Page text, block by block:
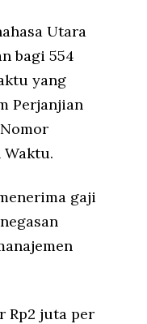
Utara
bagi 554
yang
Perjanjian
gaji
Rp2 juta per